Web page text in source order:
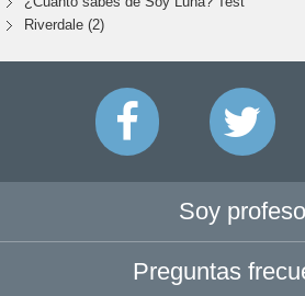
Riverdale (2)
Soy
Preguntas